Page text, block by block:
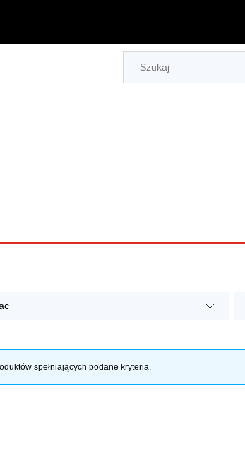
spełniających podane kryteria.